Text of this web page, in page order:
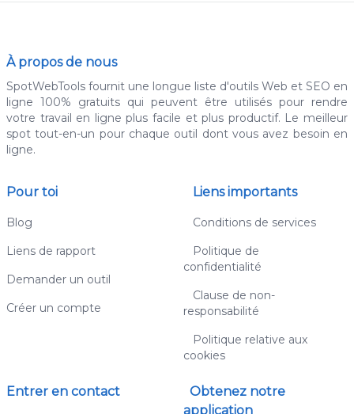
À propos de nous
SpotWebTools fournit une longue liste d'outils Web et SEO en
ligne 100% gratuits qui peuvent être utilisés pour rendre
votre travail en ligne plus facile et plus productif. Le meilleur
spot tout-en-un pour chaque outil dont vous avez besoin en
ligne.
Pour toi
Blog
Liens de rapport
Demander un outil
Créer un compte
Liens importants
Conditions de services
Politique de
confidentialité
Clause de non-
responsabilité
Politique relative aux
cookies
Entrer en contact
Obtenez notre
application